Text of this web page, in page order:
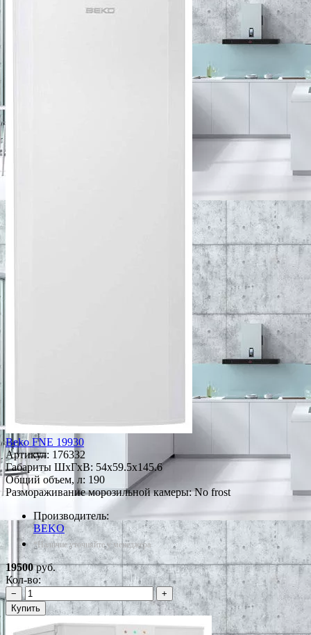
Beko FNE 19930
Артикул: 176332
Габариты ШxГxВ: 54x59.5x145.6
Общий объем, л: 190
Размораживание морозильной камеры: No frost
Производитель:
BEKO
*Наличие уточняйте у менеджера
19500руб.
Кол-во:
−
+
Купить